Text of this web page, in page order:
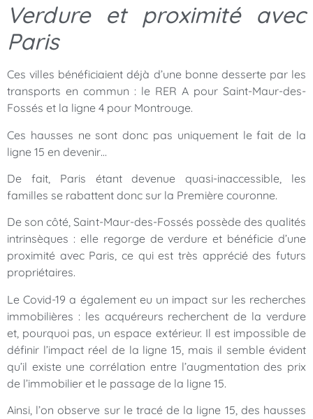
Verdure et proximité avec
Paris
Ces villes bénéficiaient déjà d’une bonne desserte par les
transports en commun : le RER A pour Saint-Maur-des-
Fossés et la ligne 4 pour Montrouge.
Ces hausses ne sont donc pas uniquement le fait de la
ligne 15 en devenir…
De fait, Paris étant devenue quasi-inaccessible, les
familles se rabattent donc sur la Première couronne.
De son côté, Saint-Maur-des-Fossés possède des qualités
intrinsèques : elle regorge de verdure et bénéficie d’une
proximité avec Paris, ce qui est très apprécié des futurs
propriétaires.
Le Covid-19 a également eu un impact sur les recherches
immobilières : les acquéreurs recherchent de la verdure
et, pourquoi pas, un espace extérieur. Il est impossible de
définir l’impact réel de la ligne 15, mais il semble évident
qu’il existe une corrélation entre l’augmentation des prix
de l’immobilier et le passage de la ligne 15.
Ainsi, l’on observe sur le tracé de la ligne 15, des hausses